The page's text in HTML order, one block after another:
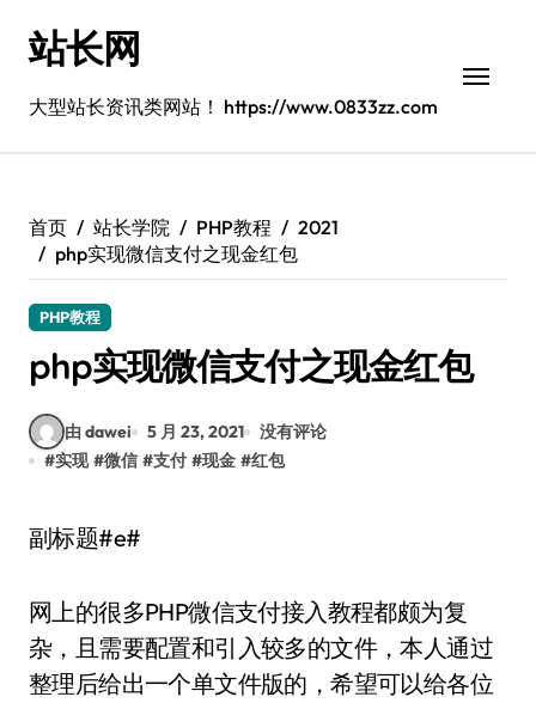
站长网
大型站长资讯类网站！ https://www.0833zz.com
首页 站长学院 PHP教程
2021
php实现微信支付之现金红包
PHP教程
php实现微信支付之现金红包
由 dawei 5 月 23, 2021
没有评论
#实现 #微信 #支付 #现金 #红包
副标题#e#
网上的很多PHP微信支付接入教程都颇为复
杂，且需要配置和引入较多的文件，本人通过
整理后给出一个单文件版的，希望可以给各位